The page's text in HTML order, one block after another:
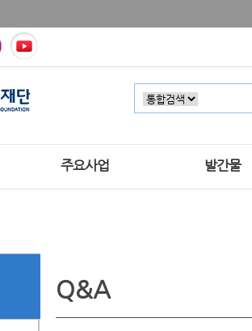
주요사업 발간물
Q&A